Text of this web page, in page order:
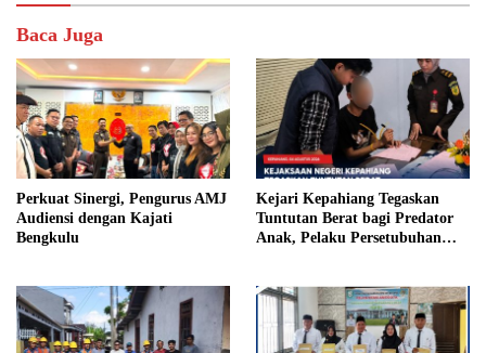
Baca Juga
Perkuat Sinergi, Pengurus AMJ
Audiensi dengan Kajati
Bengkulu
Kejari Kepahiang Tegaskan
Tuntutan Berat bagi Predator
Anak, Pelaku Persetubuhan
Penjara